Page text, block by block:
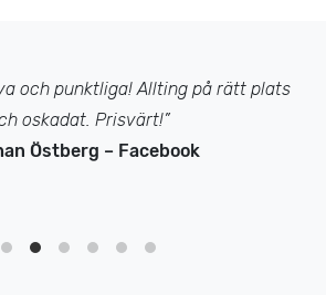
och punktliga! Allting på rätt plats
oskadat. Prisvärt!”
Östberg – Facebook